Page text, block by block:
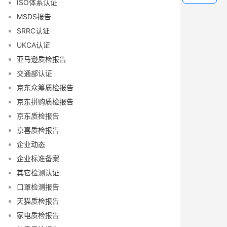
ISO体系认证
MSDS报告
SRRC认证
UKCA认证
亚马逊质检报告
交通部认证
京东众筹质检报告
京东拼购质检报告
京东质检报告
京喜质检报告
企业动态
企业标准备案
其它检测认证
口罩检测报告
天猫质检报告
家电质检报告